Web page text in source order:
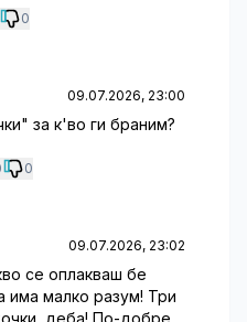
0
09.07.2026, 23:00
за к'во ги браним?
0
09.07.2026, 23:02
се оплакваш бе
има малко разум! Три
деба! По-добре